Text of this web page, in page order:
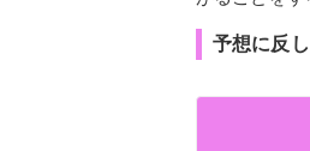
予想に反